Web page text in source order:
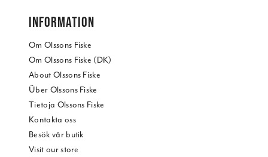
INFORMATION
Om Olssons Fiske
Om Olssons Fiske (DK)
About Olssons Fiske
Über Olssons Fiske
Tietoja Olssons Fiske
Kontakta oss
Besök vår butik
Visit our store